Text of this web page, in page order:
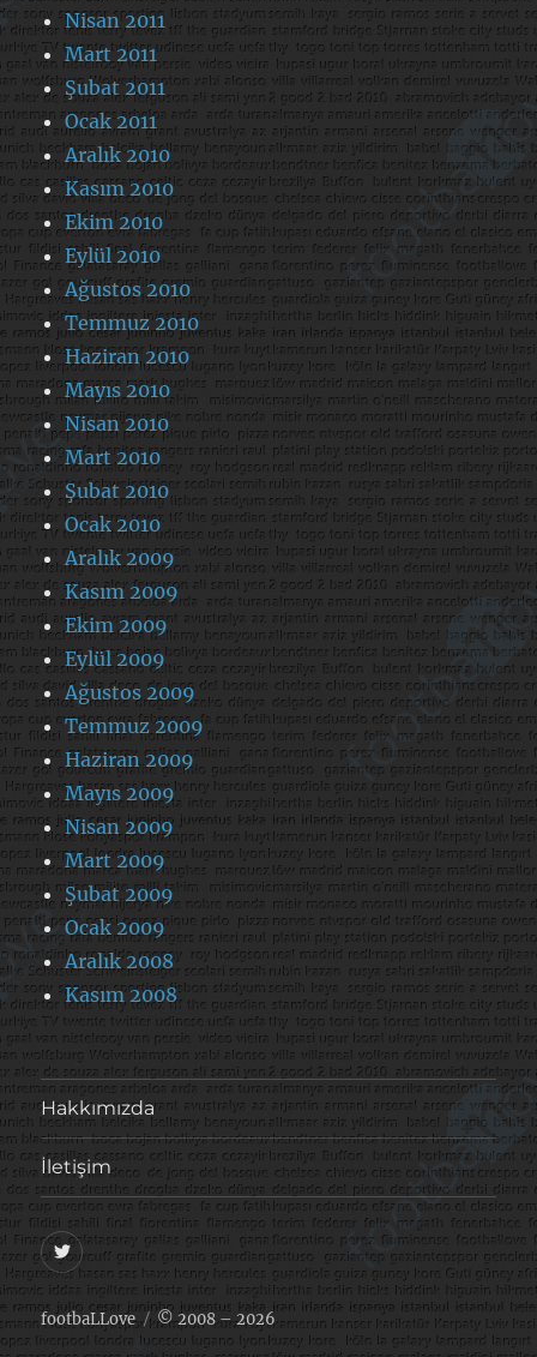
Nisan 2011
Mart 2011
Şubat 2011
Ocak 2011
Aralık 2010
Kasım 2010
Ekim 2010
Eylül 2010
Ağustos 2010
Temmuz 2010
Haziran 2010
Mayıs 2010
Nisan 2010
Mart 2010
Şubat 2010
Ocak 2010
Aralık 2009
Kasım 2009
Ekim 2009
Eylül 2009
Ağustos 2009
Temmuz 2009
Haziran 2009
Mayıs 2009
Nisan 2009
Mart 2009
Şubat 2009
Ocak 2009
Aralık 2008
Kasım 2008
Hakkımızda
İletişim
@footballove
footbaLLove © 2008 – 2026